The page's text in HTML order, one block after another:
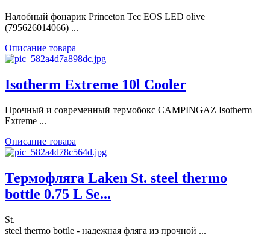
Налобный фонарик Princeton Tec EOS LED olive
(795626014066) ...
Описание товара
Isotherm Extreme 10l Cooler
Прочный и современный термобокс CAMPINGAZ Isotherm
Extreme ...
Описание товара
Термофляга Laken St. steel thermo
bottle 0.75 L Se...
St.
steel thermo bottle - надежная фляга из прочной ...